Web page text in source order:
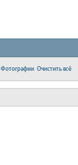
Фотографии Очистить всё